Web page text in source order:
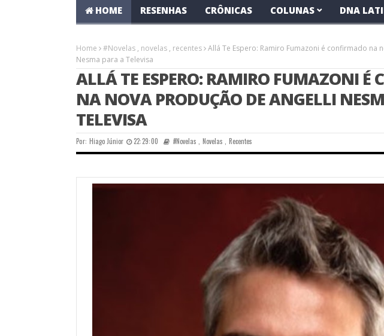
HOME RESENHAS CRÔNICAS COLUNAS DNA
Home #Novelas , novelas , recentes Allá Te Espero: Ramiro Fumazoni é confirmado na
Nesma para a Televisa
ALLÁ TE ESPERO: RAMIRO FUMAZONI É
NA NOVA PRODUÇÃO DE ANGELLI
TELEVISA
Por: Hiago Júnior 22:29:00 #Novelas ,Novelas Recentes